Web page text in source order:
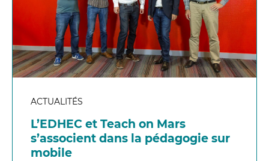
ACTUALITÉS
L’EDHEC et Teach on Mars
s’associent dans la pédagogie sur
mobile